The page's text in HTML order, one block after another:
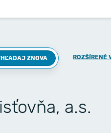
ZNOVA ROZŠÍRENÉ
a.s.